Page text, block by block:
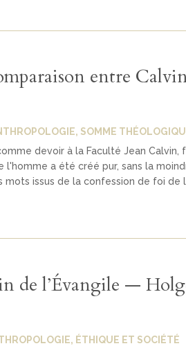
entre
, SOMME
devoir à la Faculté Jean Calvin,
l'homme a été créé pur, sans la
mots issus de la confession de foi de
de l’Évangile —
, ÉTHIQUE ET SOCIÉTÉ